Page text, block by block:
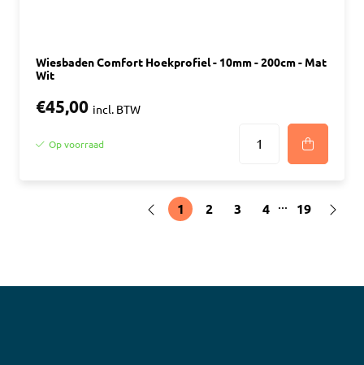
Wiesbaden Comfort Hoekprofiel - 10mm - 200cm - Mat
Wit
€45,00 incl. BTW
Op voorraad
1 2 3 4 ... 19